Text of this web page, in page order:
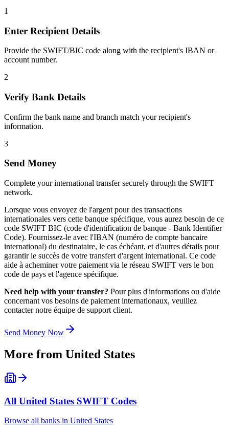
1
Enter Recipient Details
Provide the SWIFT/BIC code along with the recipient's IBAN or
account number.
2
Verify Bank Details
Confirm the bank name and branch match your recipient's
information.
3
Send Money
Complete your international transfer securely through the SWIFT
network.
Lorsque vous envoyez de l'argent pour des transactions
internationales vers cette banque spécifique, vous aurez besoin de ce
code SWIFT BIC (code d'identification de banque - Bank Identifier
Code). Fournissez-le avec l'IBAN (numéro de compte bancaire
international) du destinataire, le cas échéant, et d'autres détails pour
garantir le succès de votre transfert d'argent international. Ce code
aide à acheminer votre paiement via le réseau SWIFT vers le bon
code de pays et l'agence spécifique.
Need help with your transfer? Pour plus d'informations ou d'aide
concernant vos besoins de paiement internationaux, veuillez
contacter notre équipe de support client.
Send Money Now
More from United States
All United States SWIFT Codes
Browse all banks in United States